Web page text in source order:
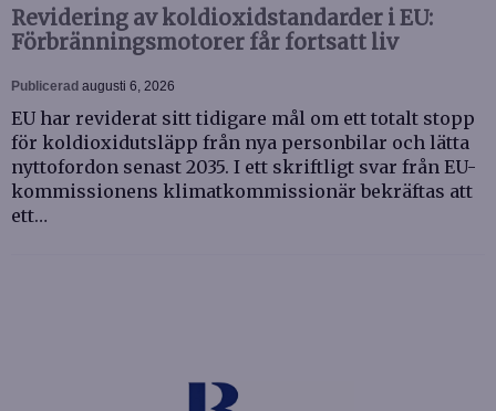
Revidering av koldioxidstandarder i EU:
Förbränningsmotorer får fortsatt liv
Publicerad augusti 6, 2026
EU har reviderat sitt tidigare mål om ett totalt stopp
för koldioxidutsläpp från nya personbilar och lätta
nyttofordon senast 2035. I ett skriftligt svar från EU-
kommissionens klimatkommissionär bekräftas att
ett…